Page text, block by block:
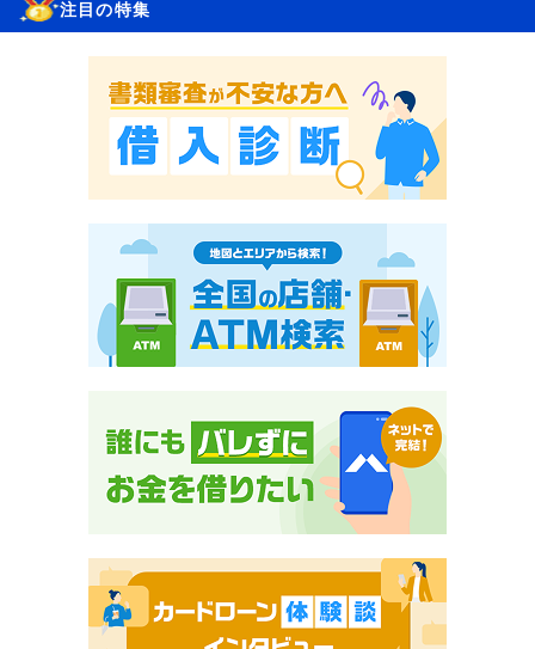
注目の特集